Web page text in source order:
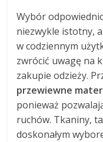
Wybór
niezwykle istotny,
w codziennym
zwrócić uwagę na
zakupie odzieży.
przewiewne
ponieważ
ruchów. Tkaniny,
doskonałym